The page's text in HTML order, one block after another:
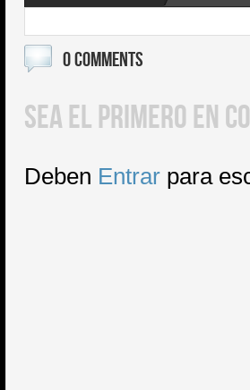
0 COMMENTS
SEA EL PRIMERO EN
Deben Entrar para